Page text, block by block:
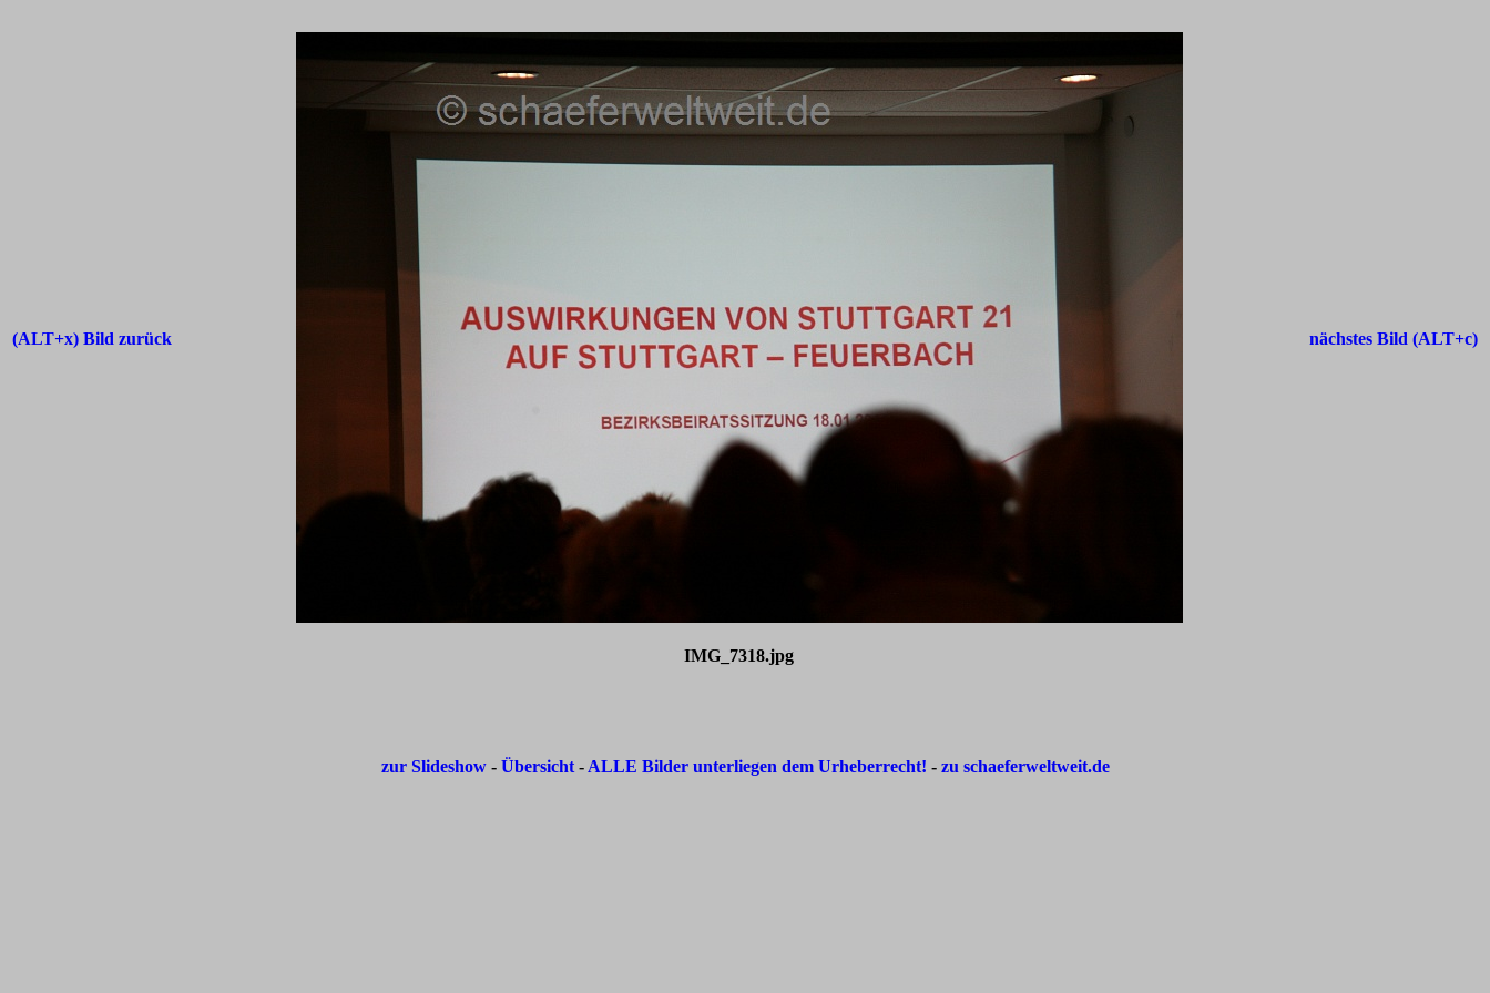
(ALT+x) Bild zurück
IMG_7318.jpg
nächstes Bild (ALT+c)
zur Slideshow- Übersicht - ALLE Bilder unterliegen dem Urheberrecht! - zu schaeferweltweit.de